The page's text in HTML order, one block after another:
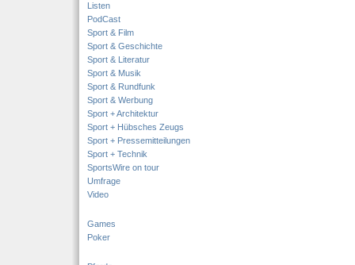
Listen
PodCast
Sport & Film
Sport & Geschichte
Sport & Literatur
Sport & Musik
Sport & Rundfunk
Sport & Werbung
Sport + Architektur
Sport + Hübsches Zeugs
Sport + Pressemitteilungen
Sport + Technik
SportsWire on tour
Umfrage
Video
Games
Poker